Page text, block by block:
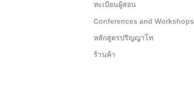
ทะเบียนผู้สอน
Conferences and Workshops
หลักสูตรปริญญาโท
ร้านค้า